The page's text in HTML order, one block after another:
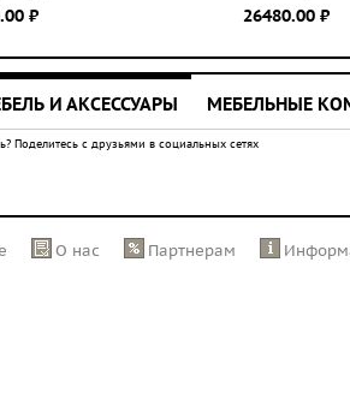
И АКСЕССУАРЫ МЕБЕЛЬНЫЕ
Поделитесь с друзьями в социальных сетях
О нас Партнерам